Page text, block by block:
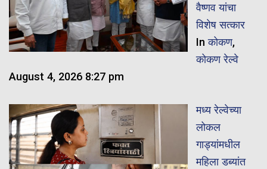
वैष्णव यांचा
विशेष सत्कार
Inकोकण,
कोकण रेल्वे
August 4, 2026 8:27 pm
मध्य रेल्वेच्या
लोकल
गाड्यांमधील
महिला डब्यांत